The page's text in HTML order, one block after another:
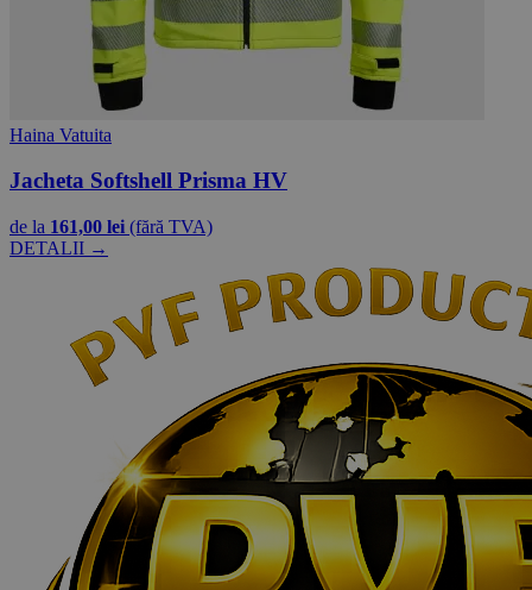
Haina Vatuita
Jacheta Softshell Prisma HV
de la 161,00 lei (fără TVA)
DETALII →